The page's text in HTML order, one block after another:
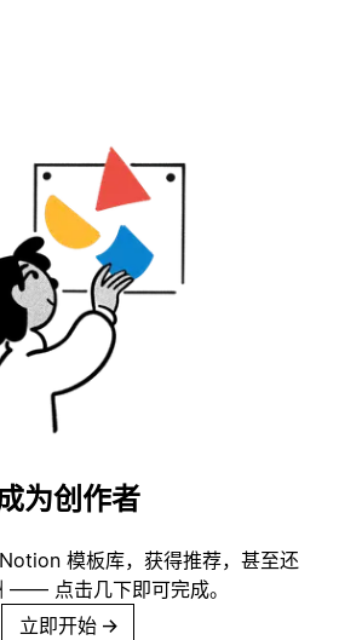
为创作者
模板库，获得推荐，甚至还
—— 点击几下即可完成。
立即开始 →